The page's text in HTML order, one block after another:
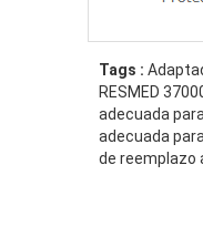
Tags :
RESMED
adecuada
adecuada
de reemplazo